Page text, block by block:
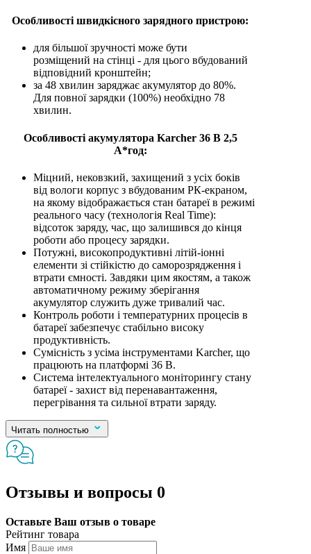
Особливості швидкісного зарядного пристрою:
для більшої зручності може бути
розміщений на стінці - для цього вбудований
відповідний кронштейн;
за 48 хвилин заряджає акумулятор до 80%.
Для повної зарядки (100%) необхідно 78
хвилин.
Особливості акумулятора Karcher 36 В 2,5
А*год:
Міцний, нековзкий, захищений з усіх боків
від вологи корпус з вбудованим РК-екраном,
на якому відображається стан батареї в режимі
реального часу (технологія Real Time):
відсоток заряду, час, що залишився до кінця
роботи або процесу зарядки.
Потужні, високопродуктивні літій-іонні
елементи зі стійкістю до саморозрядження і
втрати ємності. Завдяки цим якостям, а також
автоматичному режиму зберігання
акумулятор служить дуже тривалий час.
Контроль роботи і температурних процесів в
батареї забезпечує стабільно високу
продуктивність.
Сумісність з усіма інструментами Karcher, що
працюють на платформі 36 В.
Система інтелектуального моніторингу стану
батареї - захист від перенавантаження,
перегрівання та сильної втрати заряду.
Читать полностью
Отзывы и вопросы 0
Оставьте Ваш отзыв о товаре
Рейтинг товара
Имя